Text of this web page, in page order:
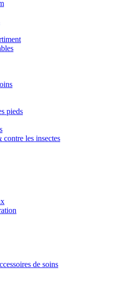
pieds
contre les insectes
de soins